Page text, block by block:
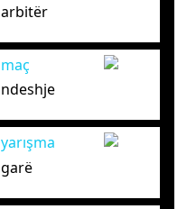
arbitër
maç
ndeshje
yarışma
garë